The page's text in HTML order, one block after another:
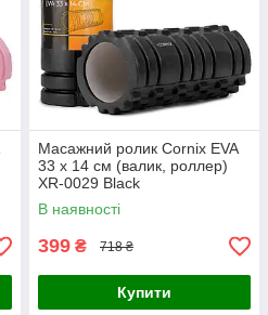
Масажний ролик Cornix EVA
33 x 14 см (валик, роллер)
XR-0029 Black
В наявності
399 ₴ 718 ₴
Купити